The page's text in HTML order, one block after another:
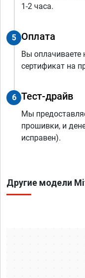
1-2 часа.
5 Оплата
Вы
сертификат на
6 Тест-драйв
Мы
прошивки, и
исправен).
Другие модели